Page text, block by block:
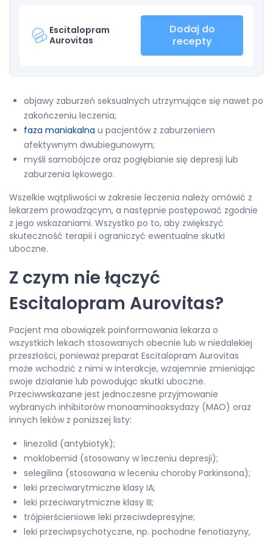
Escitalopram
Aurovitas
Dodaj do
recepty
objawy zaburzeń seksualnych utrzymujące się nawet po
zakończeniu leczenia;
faza maniakalna u pacjentów z zaburzeniem
afektywnym dwubiegunowym;
myśli samobójcze oraz pogłębianie się depresji lub
zaburzenia lękowego.
Wszelkie wątpliwości w zakresie leczenia należy omówić z
lekarzem prowadzącym, a następnie postępować zgodnie
z jego wskazaniami. Wszystko po to, aby zwiększyć
skuteczność terapii i ograniczyć ewentualne skutki
uboczne.
Z czym nie łączyć
Escitalopram Aurovitas?
Pacjent ma obowiązek poinformowania lekarza o
wszystkich lekach stosowanych obecnie lub w niedalekiej
przeszłości, ponieważ preparat Escitalopram Aurovitas
może wchodzić z nimi w interakcje, wzajemnie zmieniając
swoje działanie lub powodując skutki uboczne.
Przeciwwskazane jest jednoczesne przyjmowanie
wybranych inhibitorów monoaminooksydazy (MAO) oraz
innych leków z poniższej listy:
linezolid (antybiotyk);
moklobemid (stosowany w leczeniu depresji);
selegilina (stosowana w leceniu choroby Parkinsona);
leki przeciwarytmiczne klasy IA;
leki przeciwarytmiczne klasy III;
trójpierścieniowe leki przeciwdepresyjne;
leki przeciwpsychotyczne, np. pochodne fenotiazyny,